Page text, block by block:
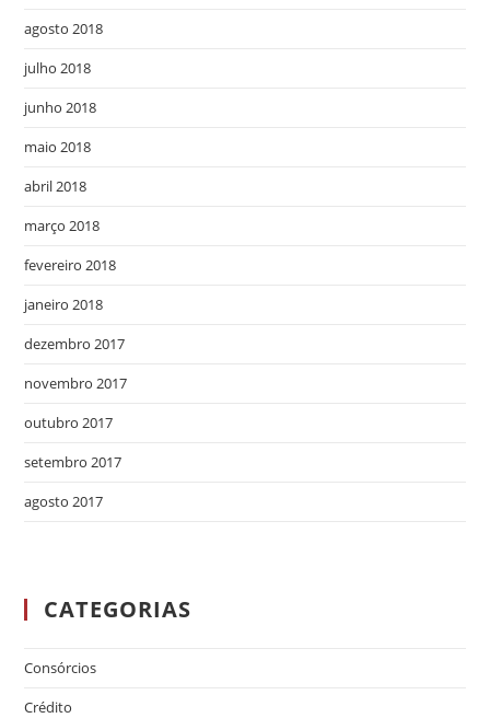
agosto 2018
julho 2018
junho 2018
maio 2018
abril 2018
março 2018
fevereiro 2018
janeiro 2018
dezembro 2017
novembro 2017
outubro 2017
setembro 2017
agosto 2017
CATEGORIAS
Consórcios
Crédito